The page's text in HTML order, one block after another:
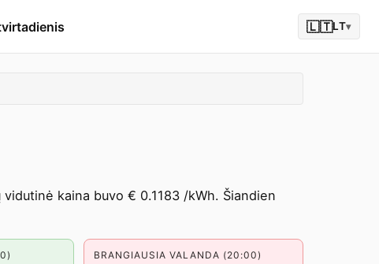
🇱🇹LT▾
kaina buvo € 0.1183 /kWh. Šiandien
BRANGIAUSIA VALANDA (20:00)